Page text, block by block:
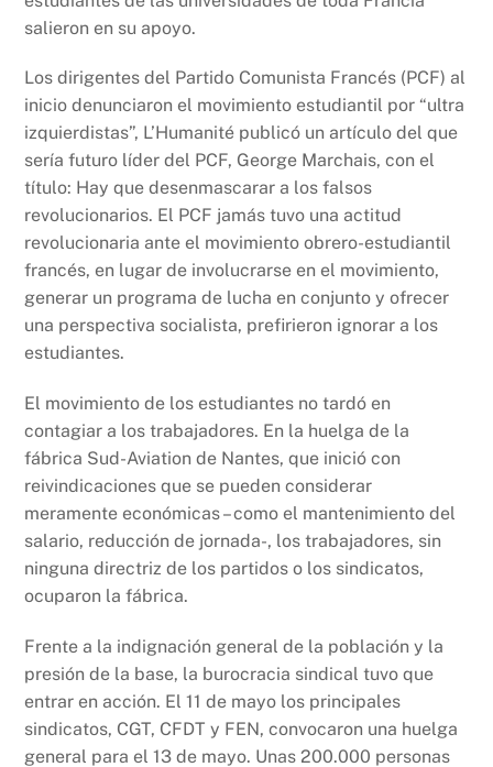
salieron en su apoyo.
Los dirigentes del Partido Comunista Francés (PCF) al
inicio denunciaron el movimiento estudiantil por “ultra
izquierdistas”, L’Humanité publicó un artículo del que
sería futuro líder del PCF, George Marchais, con el
título: Hay que desenmascarar a los falsos
revolucionarios. El PCF jamás tuvo una actitud
revolucionaria ante el movimiento obrero-estudiantil
francés, en lugar de involucrarse en el movimiento,
generar un programa de lucha en conjunto y ofrecer
una perspectiva socialista, prefirieron ignorar a los
estudiantes.
El movimiento de los estudiantes no tardó en
contagiar a los trabajadores. En la huelga de la
fábrica Sud-Aviation de Nantes, que inició con
reivindicaciones que se pueden considerar
meramente económicas – como el mantenimiento del
salario, reducción de jornada-, los trabajadores, sin
ninguna directriz de los partidos o los sindicatos,
ocuparon la fábrica.
Frente a la indignación general de la población y la
presión de la base, la burocracia sindical tuvo que
entrar en acción. El 11 de mayo los principales
sindicatos, CGT, CFDT y FEN, convocaron una huelga
general para el 13 de mayo. Unas 200.000 personas